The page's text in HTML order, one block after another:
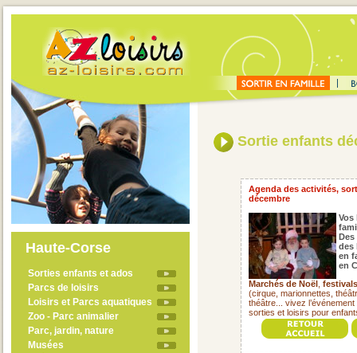
Haute-Corse
Sorties enfants et ados
Parcs de loisirs
Loisirs et Parcs aquatiques
Zoo - Parc animalier
Parc, jardin, nature
Musées
Sortie enfants
Agenda des activités,
décembre
Vos
Des
des
en
en
Marchés de Noël
(cirque, marionnettes,
théâtre... vivez
sorties et loisirs pour